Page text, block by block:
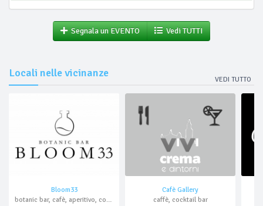
Segnala un EVENTO Vedi TUTTI
Locali nelle vicinanze
VEDI TUTTO
Bloom33
botanic bar, cafè, aperitivo, cocktail bar, asporto, domicilio
Cafè Gallery
caffè, cocktail bar